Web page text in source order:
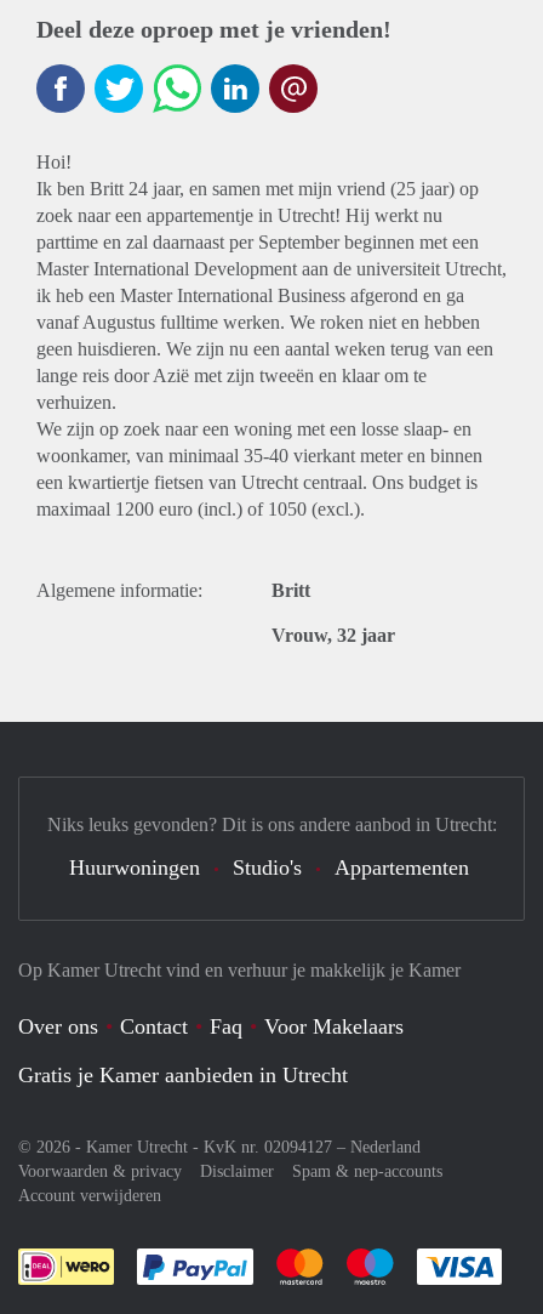
Deel deze oproep met je vrienden!
Hoi!
Ik ben Britt 24 jaar, en samen met mijn vriend (25 jaar) op
zoek naar een appartementje in Utrecht! Hij werkt nu
parttime en zal daarnaast per September beginnen met een
Master International Development aan de universiteit Utrecht,
ik heb een Master International Business afgerond en ga
vanaf Augustus fulltime werken. We roken niet en hebben
geen huisdieren. We zijn nu een aantal weken terug van een
lange reis door Azië met zijn tweeën en klaar om te
verhuizen.
We zijn op zoek naar een woning met een losse slaap- en
woonkamer, van minimaal 35-40 vierkant meter en binnen
een kwartiertje fietsen van Utrecht centraal. Ons budget is
maximaal 1200 euro (incl.) of 1050 (excl.).
Algemene informatie: Britt
Vrouw, 32 jaar
Op Kamer Utrecht vind en verhuur je makkelijk je Kamer
Over ons Contact Faq
Voor Makelaars
Gratis je Kamer aanbieden in Utrecht
© 2026 - Kamer Utrecht - KvK nr. 02094127 – Nederland
Voorwaarden & privacy
Disclaimer
Spam & nep-accounts
Account verwijderen
Je rekent gemakkelijk af met Paypal
Je rekent gemakkelijk af met
Je rekent
Niks leuks gevonden? Dit is ons andere aanbod in Utrecht:
Huurwoningen Studio's Appartementen